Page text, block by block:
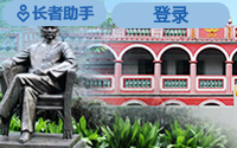
登录